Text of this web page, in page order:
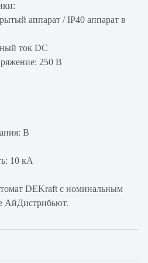
аппарат / IP40 аппарат в
ток DC
250 В
B
10 кА
DEKraft с номинальным
АйДистрибьют.